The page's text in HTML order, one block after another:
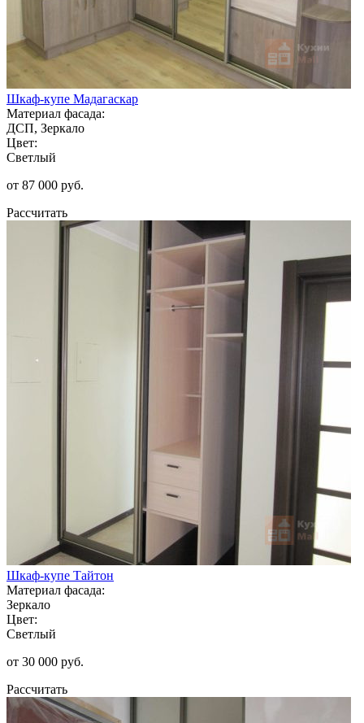
Шкаф-купе Мадагаскар
Материал фасада:
ДСП, Зеркало
Цвет:
Светлый
от 87 000 руб.
Рассчитать
Шкаф-купе Тайтон
Материал фасада:
Зеркало
Цвет:
Светлый
от 30 000 руб.
Рассчитать